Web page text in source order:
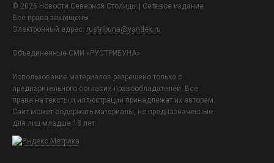
© 2026 Новости Северной Столицы | Сетевое издание.
Все права защищены.
Электронный адрес: rustribuna@yandex.ru
Объединенные СМИ «РУСТРИБУНА»
Использование материалов разрешено только с
предварительного согласия правообладателей. Все
права на тексты и иллюстрации принадлежат их авторам.
Сайт может содержать материалы, не предназначенные
для лиц младше 18 лет.